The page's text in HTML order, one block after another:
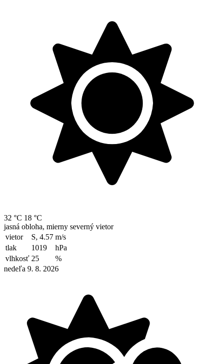
32 °C 18 °C
jasná obloha, mierny severný vietor
vietor
S, 4.57 m/s
tlak
1019
hPa
vlhkosť 25
%
nedeľa 9. 8. 2026